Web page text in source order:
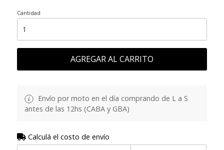
Cantidad
AGREGAR AL CARRITO
Envío por moto en el día comprando de L a S
antes de las 12hs (CABA y GBA)
Calculá el costo de envío